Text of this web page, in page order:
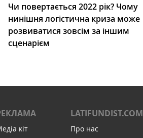
Чи повертається 2022 рік? Чому
нинішня логістична криза може
розвиватися зовсім за іншим
сценарієм
кіт
LATIFUNDIST.COM
Про нас